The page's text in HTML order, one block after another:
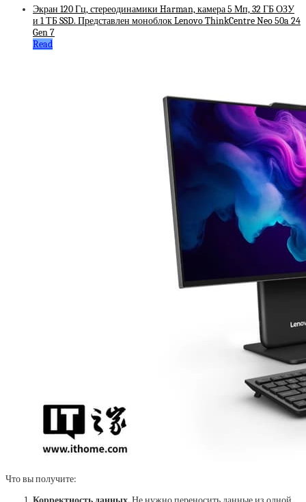
Экран 120 Гц, стереодинамики Harman, камера 5 Мп, 32 ГБ ОЗУ
и 1 ТБ SSD. Представлен моноблок Lenovo ThinkCentre Neo 50a 24
Gen 7
Read
Что вы получите: